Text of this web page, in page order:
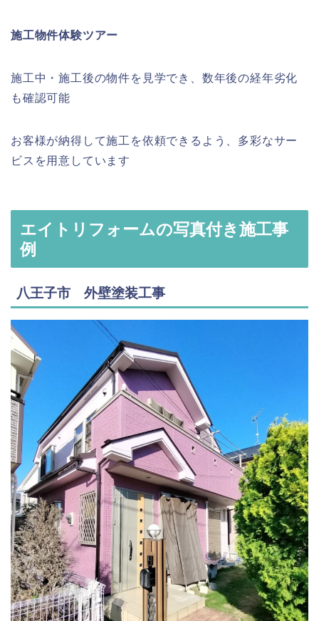
施工物件体験ツアー
施工中・施工後の物件を見学でき、数年後の経年劣化
も確認可能
お客様が納得して施工を依頼できるよう、多彩なサー
ビスを用意しています
エイトリフォームの写真付き施工事
例
八王子市 外壁塗装工事